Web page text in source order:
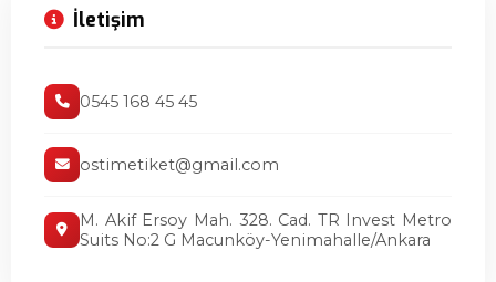
İletişim
0545 168 45 45
ostimetiket@gmail.com
M. Akif Ersoy Mah. 328. Cad. TR Invest Metro
Suits No:2 G Macunköy-Yenimahalle/Ankara